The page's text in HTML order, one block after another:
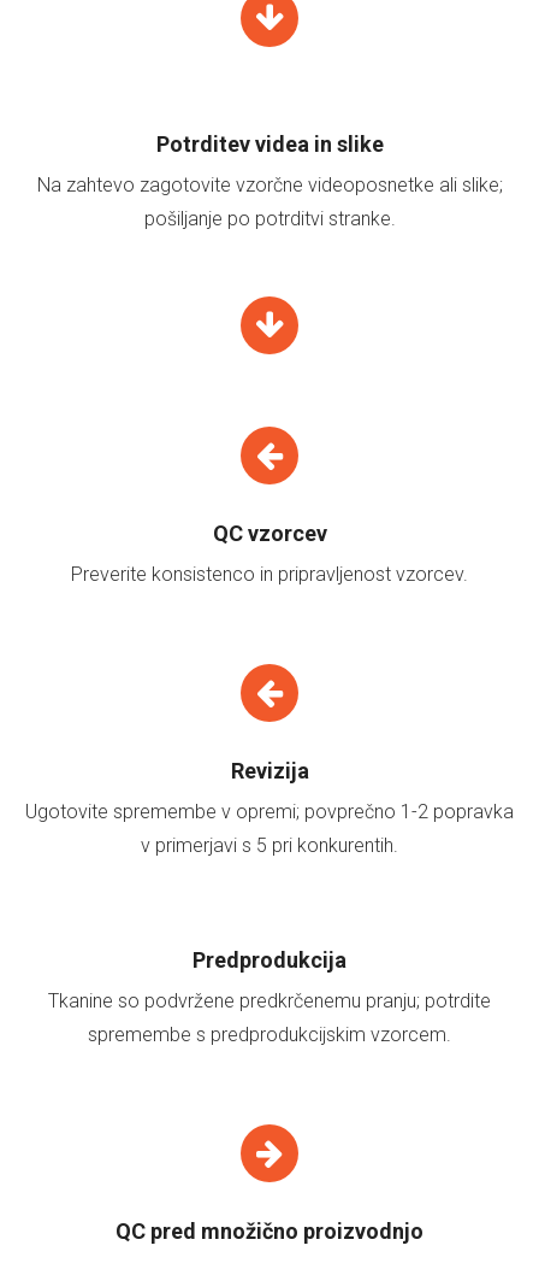
Potrditev videa in slike
Na zahtevo zagotovite vzorčne videoposnetke ali slike;
pošiljanje po potrditvi stranke.
QC vzorcev
Preverite konsistenco in pripravljenost vzorcev.
Revizija
Ugotovite spremembe v opremi; povprečno 1-2 popravka
v primerjavi s 5 pri konkurentih.
Predprodukcija
Tkanine so podvržene predkrčenemu pranju; potrdite
spremembe s predprodukcijskim vzorcem.
QC pred množično proizvodnjo